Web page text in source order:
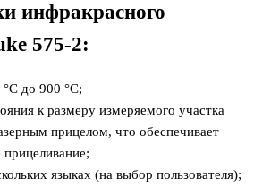
инфракрасного
575-2:
до 900 °C;
к размеру измеряемого участка
прицелом, что обеспечивает
языках (на выбор пользователя);